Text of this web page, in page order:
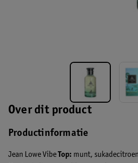
Over dit product
Productinformatie
Jean Lowe VibeTop: munt,